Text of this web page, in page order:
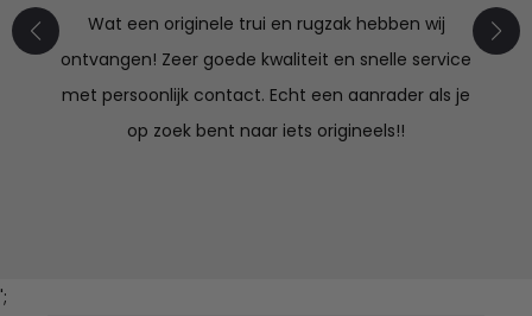
Wat een originele trui en rugzak hebben wij
ontvangen! Zeer goede kwaliteit en snelle service
met persoonlijk contact. Echt een aanrader als je
op zoek bent naar iets origineels!!
';